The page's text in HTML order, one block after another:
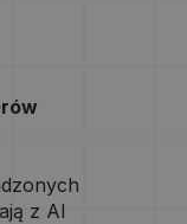
z AI